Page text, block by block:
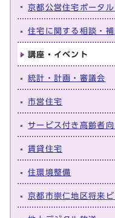
京都公営住宅ポータ
住宅に関する相談・
講座・イベント
統計・計画・審議会
市営住宅
サービス付き高齢者
賃貸住宅
住環境整備
京都市崇仁地区将来